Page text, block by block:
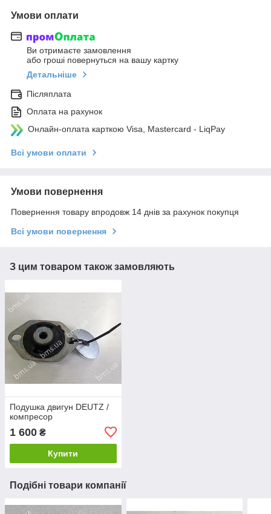
Умови оплати
Ви отримаєте замовлення
або гроші повернуться на вашу картку
Детальніше
Післяплата
Оплата на рахунок
Онлайн-оплата карткою Visa, Mastercard - LiqPay
Всі умови оплати
Умови повернення
Повернення товару впродовж 14 днів за рахунок покупця
Всі умови повернення
З цим товаром також замовляють
Подушка двигун DEUTZ /
компресор
1 600 ₴
Купити
Подібні товари компанії